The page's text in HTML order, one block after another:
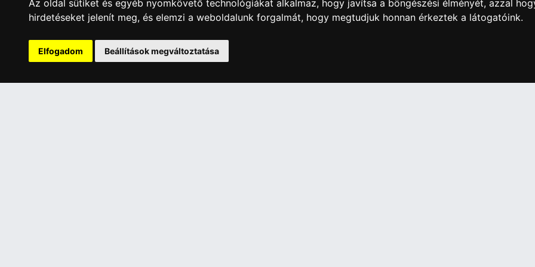
Az oldal sütiket és egyéb nyomkövető technológiákat alkalmaz, hogy javítsa a böngészési élményét, azzal
hirdetéseket jelenít meg, és elemzi a weboldalunk forgalmát, hogy megtudjuk honnan érkeztek a látogatóink.
Elfogadom Beállítások megváltoztatása